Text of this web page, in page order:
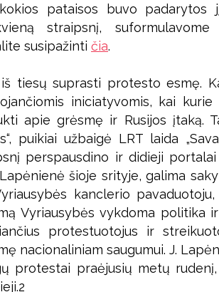
pataisos buvo padarytos
straipsnį,
susipažinti čia.
tiesų suprasti protesto esmę.
iniciatyvomis, kai kurie
apie grėsmę ir Rusijos įtaką.
puikiai užbaigė LRT laida
perspausdino ir didieji
šioje srityje, galima
kanclerio
Vyriausybės vykdoma politika
protestuotojus ir
nacionaliniam saugumui. J.
protestai praėjusių metų